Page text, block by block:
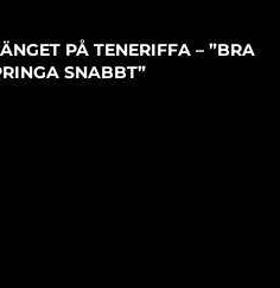
PÅ TENERIFFA – ”BRA
SNABBT”